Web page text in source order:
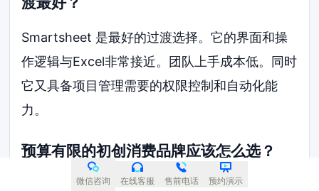
Smartsheet 是最好的过渡选择。它的界面和操
作逻辑与Excel非常接近。团队上手成本低。同时
它又具备项目管理需要的权限控制和自动化能
力。
预算有限的初创消费品牌应该怎么选？
初创品牌可以先从 Notion 或 Tower 开始。这两
微信咨询 在线客服 售前电话 预约演示